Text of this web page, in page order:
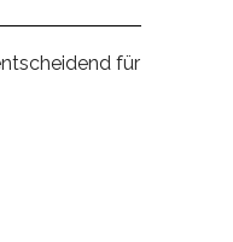
für